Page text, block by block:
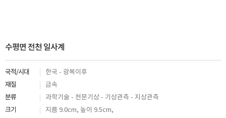
수평면 전천 일사계
국적/시대 한국 - 광복이후
재질 금속
분류 과학기술 - 천문기상 - 기상관측 - 지상관측
크기 지름 9.0cm, 높이 9.5cm,